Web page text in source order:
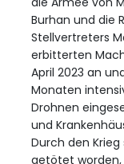
Burhan und die
Stellvertreters
erbitterten
April 2023 an
Monaten
Drohnen
und
Durch den
getötet worden,